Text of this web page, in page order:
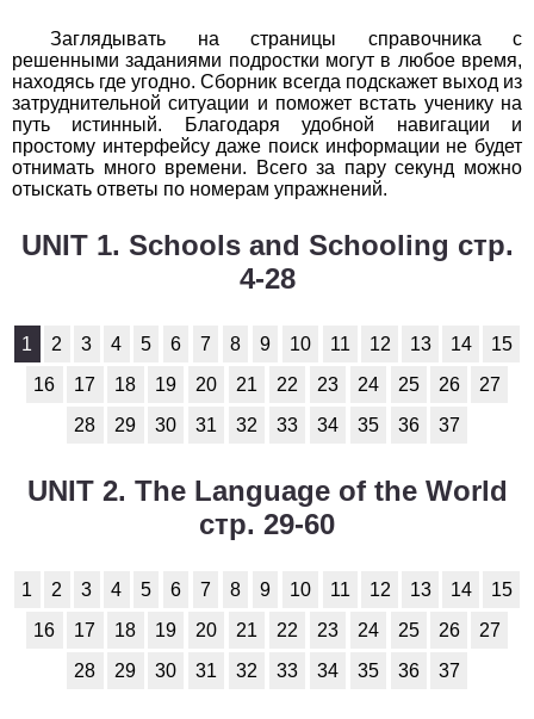
1
2 3 4 5 6 7 8 9 10 11
Заглядывать на страницы справочника с
решенными заданиями подростки могут в любое время,
находясь где угодно. Сборник всегда подскажет выход из
затруднительной ситуации и поможет встать ученику на
путь истинный. Благодаря удобной навигации и
простому интерфейсу даже поиск информации не будет
отнимать много времени. Всего за пару секунд можно
отыскать ответы по номерам упражнений.
UNIT 1. Schools and Schooling стр.
4-28
1 2 3 4 5 6 7 8 9 10 11 12 13 14
15
16
17 18 19 20 21 22 23 24 25 26
27
28
29 30 31 32 33 34 35 36 37
UNIT 2. The Language of the World
стр. 29-60
1 2 3 4 5 6 7 8 9 10 11 12 13 14
15
16
17 18 19 20 21 22 23 24 25 26
27
28
29 30 31 32 33 34 35 36 37